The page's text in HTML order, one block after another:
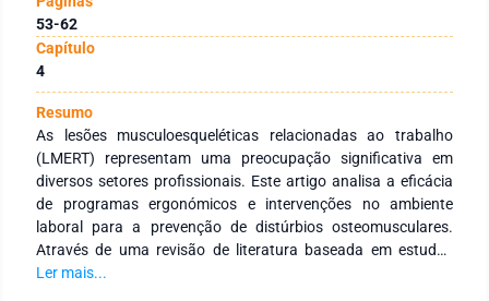
53-62
Capítulo
4
Resumo
As lesões musculoesqueléticas relacionadas ao trabalho
(LMERT) representam uma preocupação significativa em
diversos setores profissionais. Este artigo analisa a eficácia
de programas ergonómicos e intervenções no ambiente
laboral para a prevenção de distúrbios osteomusculares.
Através de uma revisão de literatura baseada em estudos
científicos disponíveis na base de dados PubMed, são
Ler mais...